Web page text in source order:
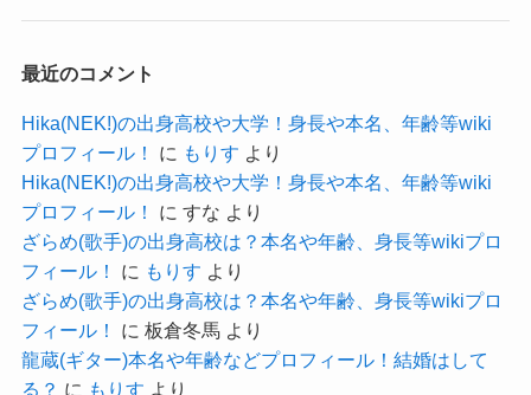
最近のコメント
Hika(NEK!)の出身高校や大学！身長や本名、年齢等wiki
プロフィール！
に もりす より
Hika(NEK!)の出身高校や大学！身長や本名、年齢等wiki
プロフィール！
に すな より
ざらめ(歌手)の出身高校は？本名や年齢、身長等wikiプロ
フィール！
に もりす より
ざらめ(歌手)の出身高校は？本名や年齢、身長等wikiプロ
フィール！
に 板倉冬馬より
龍蔵(ギター)本名や年齢などプロフィール！結婚はして
る？ に もりす より